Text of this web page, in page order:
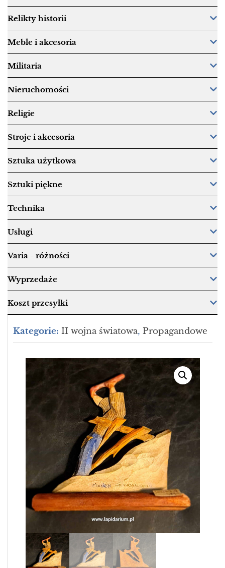
Relikty historii
Meble i akcesoria
Militaria
Nieruchomości
Religie
Stroje i akcesoria
Sztuka użytkowa
Sztuki piękne
Technika
Usługi
Varia - różności
Wyprzedaże
Koszt przesyłki
Kategorie: II wojna światowa, Propagandowe